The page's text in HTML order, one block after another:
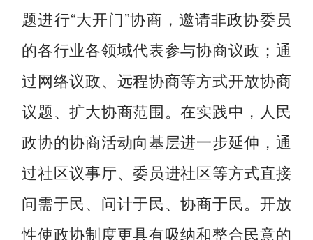
题进行“大开门”协商，邀请非政协委员
的各行业各领域代表参与协商议政；通
过网络议政、远程协商等方式开放协商
议题、扩大协商范围。在实践中，人民
政协的协商活动向基层进一步延伸，通
过社区议事厅、委员进社区等方式直接
问需于民、问计于民、协商于民。开放
性使政协制度更具有吸纳和整合民意的